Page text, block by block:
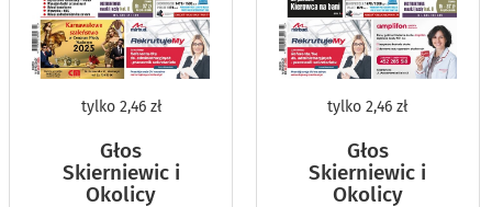
tylko2,46 zł
Głos
Skierniewic i
Okolicy
tylko 2,46 zł
Głos
Skierniewic i
Okolicy